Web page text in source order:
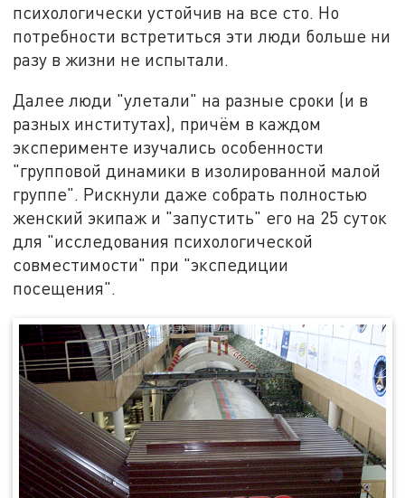
психологически устойчив на все сто. Но
потребности встретиться эти люди больше ни
разу в жизни не испытали.
Далее люди "улетали" на разные сроки (и в
разных институтах), причём в каждом
эксперименте изучались особенности
"групповой динамики в изолированной малой
группе". Рискнули даже собрать полностью
женский экипаж и "запустить" его на 25 суток
для "исследования психологической
совместимости" при "экспедиции
посещения".